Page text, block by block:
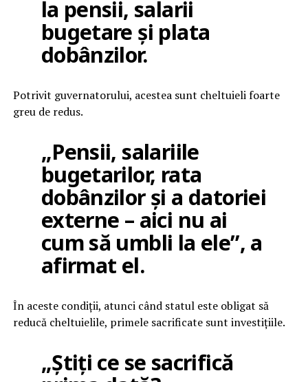
la pensii, salarii
bugetare și plata
dobânzilor.
Potrivit guvernatorului, acestea sunt cheltuieli foarte
greu de redus.
„Pensii, salariile
bugetarilor, rata
dobânzilor și a datoriei
externe – aici nu ai
cum să umbli la ele”, a
afirmat el.
În aceste condiții, atunci când statul este obligat să
reducă cheltuielile, primele sacrificate sunt investițiile.
„Știți ce se sacrifică